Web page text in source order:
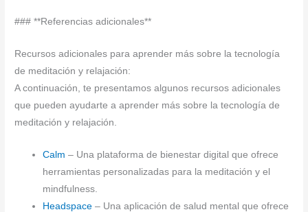
### **Referencias adicionales**
Recursos adicionales para aprender más sobre la tecnología
de meditación y relajación:
A continuación, te presentamos algunos recursos adicionales
que pueden ayudarte a aprender más sobre la tecnología de
meditación y relajación.
Calm – Una plataforma de bienestar digital que ofrece
herramientas personalizadas para la meditación y el
mindfulness.
Headspace – Una aplicación de salud mental que ofrece